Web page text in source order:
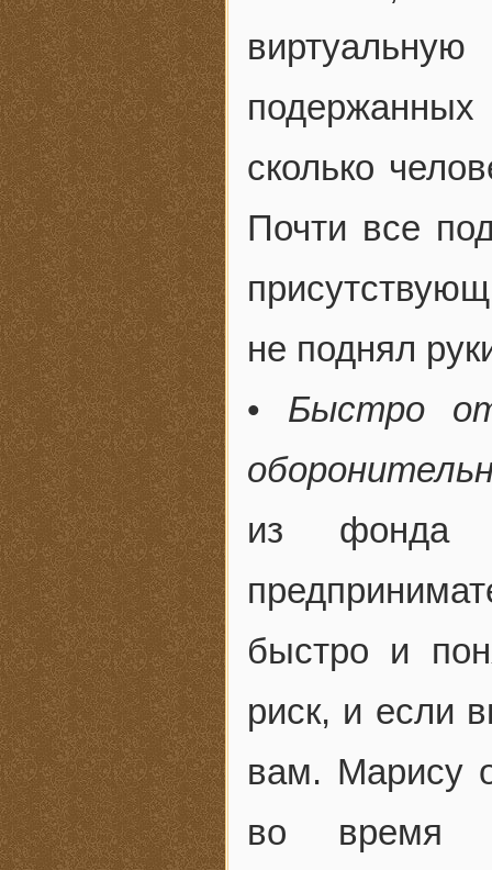
подержанных
сколько
Почти все
не поднял
• Быстро
из фонда
быстро и
риск, и если
вам. Марису
во время